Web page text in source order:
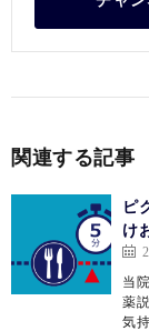
関連する記事
ピ
け
当
薬
気